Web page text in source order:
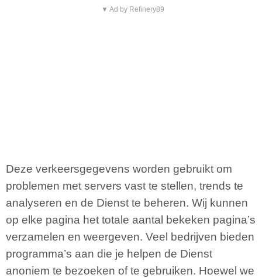
▼ Ad by Refinery89
Deze verkeersgegevens worden gebruikt om
problemen met servers vast te stellen, trends te
analyseren en de Dienst te beheren. Wij kunnen
op elke pagina het totale aantal bekeken pagina’s
verzamelen en weergeven. Veel bedrijven bieden
programma’s aan die je helpen de Dienst
anoniem te bezoeken of te gebruiken. Hoewel we